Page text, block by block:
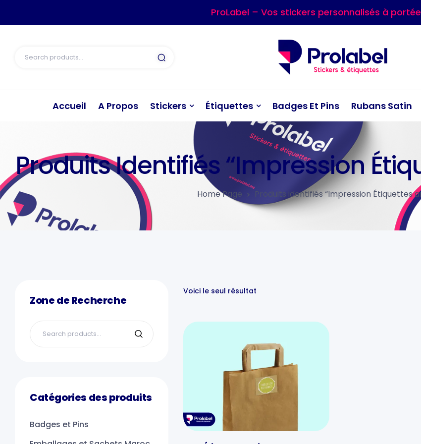
ProLabel – Vos stickers personnalisés à
Accueil A Propos Stickers Étiquettes Badges Et Pins Rubans Satin
Produits Identifiés “Impression
Home Page Produits identifiés “Impression Étiquettes
Voici le seul résultat
Zone de Recherche
Catégories des produits
Badges et Pins